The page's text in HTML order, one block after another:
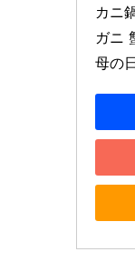
カニ
ガニ
母の